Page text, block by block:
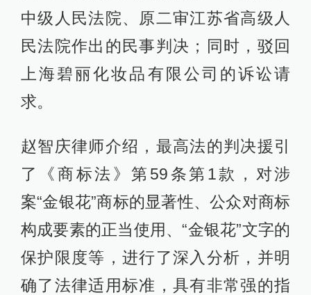
中级人民法院、原二审江苏省高级人
民法院作出的民事判决；同时，驳回
上海碧丽化妆品有限公司的诉讼请
求。
赵智庆律师介绍，最高法的判决援引
了《商标法》第59条第1款，对涉
案“金银花”商标的显著性、公众对商标
构成要素的正当使用、“金银花”文字的
保护限度等，进行了深入分析，并明
确了法律适用标准，具有非常强的指